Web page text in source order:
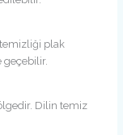
plak
geçebilir.
Dilin temiz